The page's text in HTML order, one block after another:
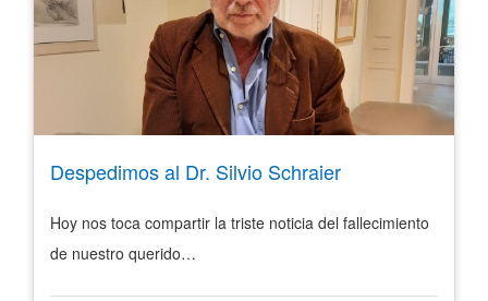
Despedimos al Dr. Silvio Schraier
Hoy nos toca compartir la triste noticia del fallecimiento
de nuestro querido…